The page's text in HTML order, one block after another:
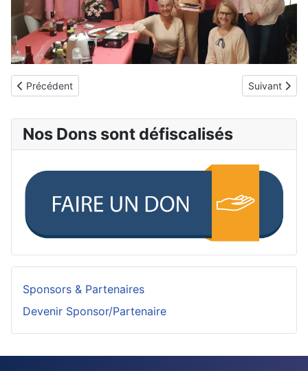
Article précédent : Actu 06/11/2025: l'association des
Précédent Article
Suivant
Nos Dons sont défiscalisés
Sponsors & Partenaires
Devenir Sponsor/Partenaire